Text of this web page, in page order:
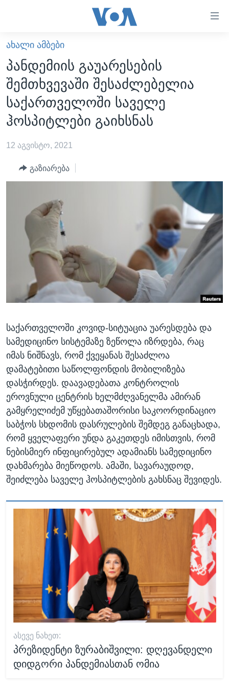
ხელმისაწვდომობისთვის
გადადით
მთავარზე
გადადით
მთავარ
ნავიგაციაზე
გადადით
ძიებაზე
ᲐᲮᲐᲚᲘ ᲐᲛᲑᲔᲑᲘ
ᲡᲐᲥᲐᲠᲗᲕᲔᲚᲝ
ᲐᲨᲨ
ᲐᲨᲨ-ᲘᲡ ᲐᲠᲩᲔᲕᲜᲔᲑᲘ 2024
ᲛᲡᲝᲤᲚᲘᲝ
ᲕᲘᲓᲔᲝᲔᲑᲘ
ᲒᲐᲓᲐᲪᲔᲛᲔᲑᲘ
ᲕᲐᲨᲘᲜᲒᲢᲝᲜᲘ ᲓᲦᲔᲡ
ᲮᲔᲓᲕᲐ ᲕᲐᲨᲘᲜᲒᲢᲝᲜᲘᲓᲐᲜ
ᲡᲢᲣᲓᲘᲐ ᲕᲐᲨᲘᲜᲒᲢᲝᲜᲘ
ᲡᲮᲕᲐ ᲡᲘᲐᲮᲚᲔᲔᲑᲘ
ᲞᲝᲚᲘᲢᲘᲙᲐ
ᲔᲙᲝᲜᲝᲛᲘᲙᲐ
ᲯᲐᲜᲛᲠᲗᲔᲚᲝᲑᲐ
ᲛᲔᲪᲜᲘᲔᲠᲔᲑᲐ
ᲘᲜᲢᲔᲠᲕᲘᲣ
ᲒᲐᲚᲘᲚᲔᲝ
ᲓᲔᲖᲘᲜᲤᲝᲠᲛᲐᲪᲘᲐ
ᲠᲣᲡᲔᲗᲘᲡ ᲨᲔᲭᲠᲐ ᲣᲙᲠᲐᲘᲜᲐᲨᲘ
Learning English
ᲗᲕᲐᲚᲘ ᲒᲕᲐᲓᲔᲕᲜᲔᲗ
ენები
ᲐᲮᲐᲚᲘ ᲐᲛᲑᲔᲑᲘ
პანდემიის გაუარესების
შემთხვევაში შესაძლებელია
საქართველოში საველე
ჰოსპიტლები გაიხსნას
12 აგვისტო, 2021
გაზიარება
საქართველოში კოვიდ-სიტუაცია უარესდება და
სამედიცინო სისტემაზე ზეწოლა იზრდება, რაც
იმას ნიშნავს, რომ ქვეყანას შესაძლოა
დამატებითი საწოლფონდის მობილიზება
დასჭირდეს. დაავადებათა კონტროლის
ეროვნული ცენტრის ხელმძღვანელმა ამირან
გამყრელიძემ უწყებათაშორისი საკოორდინაციო
საბჭოს სხდომის დასრულების შემდეგ განაცხადა,
რომ ყველაფერი უნდა გაკეთდეს იმისთვის, რომ
ნებისმიერ ინფიცირებულ ადამიანს სამედიცინო
დახმარება მიეწოდოს. ამაში, სავარაუდოდ,
შეიძლება საველე ჰოსპიტლების გახსნაც შევიდეს.
ᲐᲡᲔᲕᲔ ᲜᲐᲮᲔᲗ:
პრეზიდენტი ზურაბიშვილი: დღევანდელი
დიდგორი პანდემიასთან ომია